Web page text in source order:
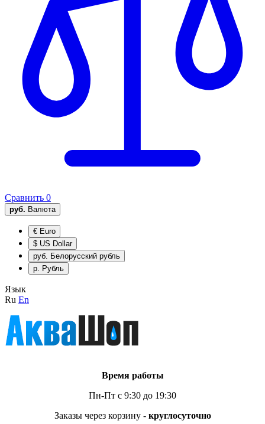
Сравнить 0
руб. Валюта
€ Euro
$ US Dollar
руб. Белорусский рубль
р. Рубль
Язык
Ru En
Время работы
Пн-Пт с 9:30 до 19:30
Заказы через корзину - круглосуточно